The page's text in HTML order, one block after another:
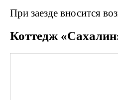
При заезде вносится
Коттедж